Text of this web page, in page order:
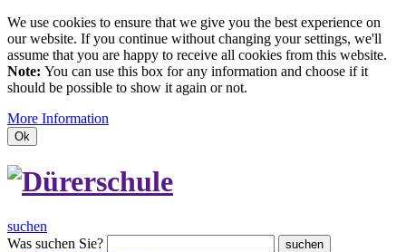
We use cookies to ensure that we give you the best experience on
our website. If you continue without changing your settings, we'll
assume that you are happy to receive all cookies from this website.
Note: You can use this box for any information and choose if it
should be possible to show it again or not.
More Information
Ok
suchen
Was suchen Sie?
suchen